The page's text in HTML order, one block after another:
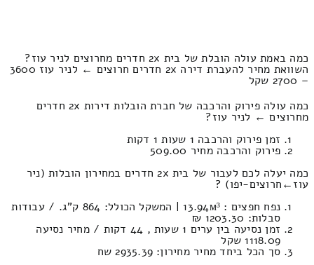
כמה באמת עולה הובלת של בית 2x חדרים מחרוצים לניר עוז?
השוואת מחיר להעברת דירה 2x חדרים חרוצים ← לניר עוז 3600
– 2700 שקל
כמה עולה פירוק והרכבה של חברת הובלות דירות 2x חדרים
מחרוצים ← לניר עוז?
זמן פירוק והרכבה 1 שעות 1 דקות
פירוק והרכבה מחיר 509.00
כמה יעלה לכם לעבור של בית 2x חדרים במחירון הובלות (ניר
עוז‎←‏חרוצים-יפו) ?
נפח חפצים : 13.94м³ | המשקל הכולל: 864 ק”ג. / עבודות
סבלות: 1203.30 ₪
זמן נסיעה בין ערים 1 שעות , 44 דקות / מחיר נסיעה
1118.09 שקל
סך הכל ביחד מחיר מחירון: 2935.39 שח